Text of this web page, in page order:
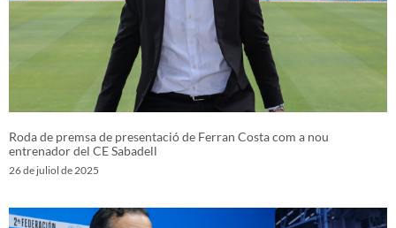
Roda de premsa de presentació de Ferran Costa com a nou
entrenador del CE Sabadell
26 de juliol de 2025